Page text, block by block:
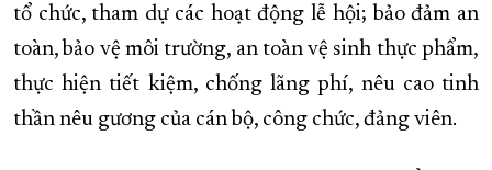
tổ chức, tham dự các hoạt động lễ hội; bảo đảm an
toàn, bảo vệ môi trường, an toàn vệ sinh thực phẩm,
thực hiện tiết kiệm, chống lãng phí, nêu cao tinh
thần nêu gương của cán bộ, công chức, đảng viên.